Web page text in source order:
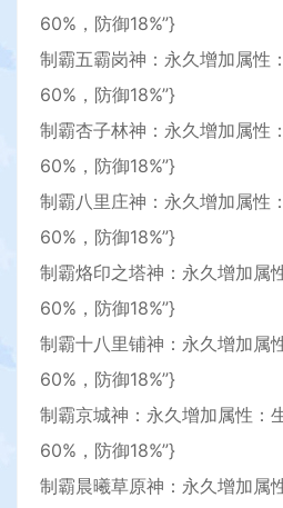
60%，防御18%”}
制霸五霸岗神：永久增加属性
60%，防御18%”}
制霸杏子林神：永久增加属性
60%，防御18%”}
制霸八里庄神：永久增加属性
60%，防御18%”}
制霸烙印之塔神：永久增加属
60%，防御18%”}
制霸十八里铺神：永久增加属
60%，防御18%”}
制霸京城神：永久增加属性：
60%，防御18%”}
制霸晨曦草原神：永久增加属